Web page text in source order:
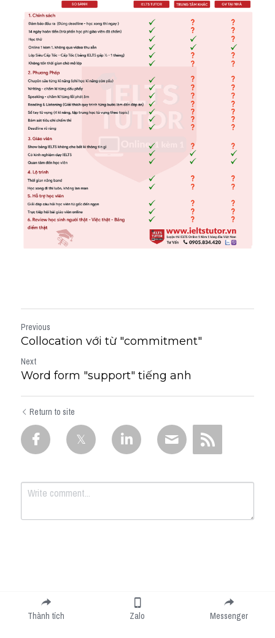
Previous
Collocation với từ "commitment"
Next
Word form "support" tiếng anh
Return to site
Submit
Thành tích Zalo Messenger